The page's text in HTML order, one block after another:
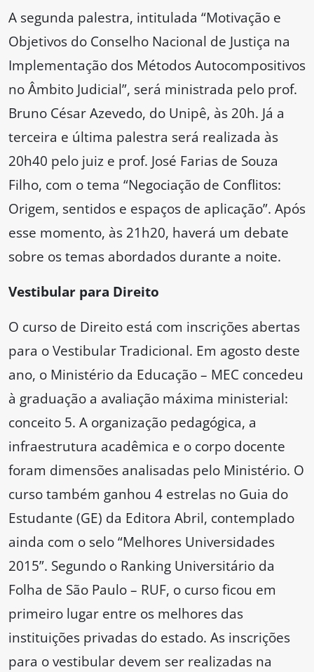
A segunda palestra, intitulada “Motivação e
Objetivos do Conselho Nacional de Justiça na
Implementação dos Métodos Autocompositivos
no Âmbito Judicial”, será ministrada pelo prof.
Bruno César Azevedo, do Unipê, às 20h. Já a
terceira e última palestra será realizada às
20h40 pelo juiz e prof. José Farias de Souza
Filho, com o tema “Negociação de Conflitos:
Origem, sentidos e espaços de aplicação”. Após
esse momento, às 21h20, haverá um debate
sobre os temas abordados durante a noite.
Vestibular para Direito
O curso de Direito está com inscrições abertas
para o Vestibular Tradicional. Em agosto deste
ano, o Ministério da Educação – MEC concedeu
à graduação a avaliação máxima ministerial:
conceito 5. A organização pedagógica, a
infraestrutura acadêmica e o corpo docente
foram dimensões analisadas pelo Ministério. O
curso também ganhou 4 estrelas no Guia do
Estudante (GE) da Editora Abril, contemplado
ainda com o selo “Melhores Universidades
2015”. Segundo o Ranking Universitário da
Folha de São Paulo – RUF, o curso ficou em
primeiro lugar entre os melhores das
instituições privadas do estado. As inscrições
para o vestibular devem ser realizadas na